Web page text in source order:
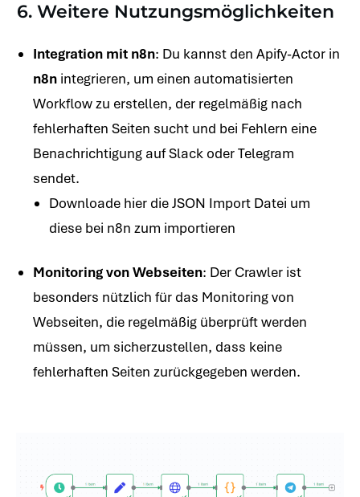
6. Weitere Nutzungsmöglichkeiten
Integration mit n8n: Du kannst den Apify-Actor in
n8n integrieren, um einen automatisierten
Workflow zu erstellen, der regelmäßig nach
fehlerhaften Seiten sucht und bei Fehlern eine
Benachrichtigung auf Slack oder Telegram
sendet.
Downloade hier die JSON Import Datei um
diese bei n8n zum importieren
Monitoring von Webseiten: Der Crawler ist
besonders nützlich für das Monitoring von
Webseiten, die regelmäßig überprüft werden
müssen, um sicherzustellen, dass keine
fehlerhaften Seiten zurückgegeben werden.